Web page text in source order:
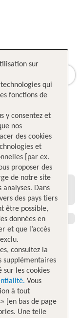
prix
sur
qui
fonctions de
y consentez et
nos
des cookies
et
[par ex.
proposer des
de notre site
analyses. Dans
des pays tiers
être possible,
données en
et que l’accès
consultez la
supplémentaires
sur les cookies
Vous
à tout
[en bas de page
Une telle